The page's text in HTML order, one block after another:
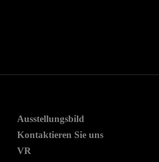
Ausstellungsbild
Kontaktieren Sie uns
VR